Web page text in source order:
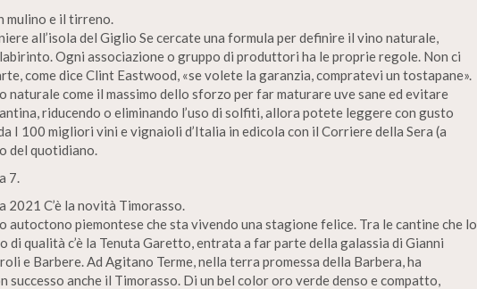
mulino e il tirreno.
all’isola del Giglio Se cercate una formula per definire il vino naturale,
Ogni associazione o gruppo di produttori ha le proprie regole. Non ci
come dice Clint Eastwood, «se volete la garanzia, compratevi un tostapane».
naturale come il massimo dello sforzo per far maturare uve sane ed evitare
riducendo o eliminando l’uso di solfiti, allora potete leggere con gusto
I 100 migliori vini e vignaioli d’Italia in edicola con il Corriere della Sera (a
del quotidiano.
7.
C’è la novità Timorasso.
autoctono piemontese che sta vivendo una stagione felice. Tra le cantine che lo
di qualità c’è la Tenuta Garetto, entrata a far parte della galassia di Gianni
e Barbere. Ad Agitano Terme, nella terra promessa della Barbera, ha
successo anche il Timorasso. Di un bel color oro verde denso e compatto,